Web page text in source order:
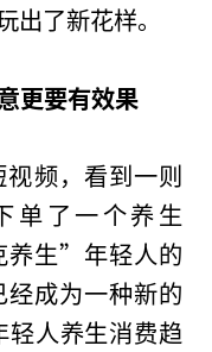
了新花样。
更要有效果
频，看到一则
单了一个养生
生”年轻人的
成为一种新的
轻人养生消费趋